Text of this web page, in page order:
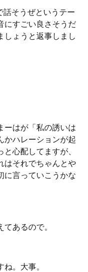
話そうぜというテー
にすごい良さそうだ
しょうと返事しまし
ーはが「私の誘いは
かハレーションが起
心配してますが、
はそれでちゃんとや
に言っていこうかな
あるので。
。大事。